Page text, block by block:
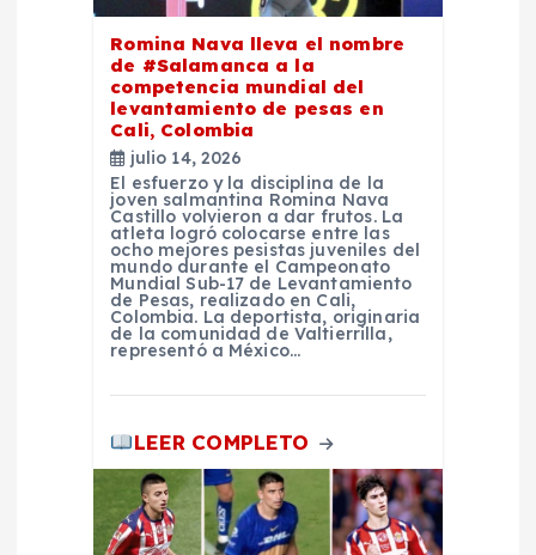
Romina Nava lleva el nombre
de #Salamanca a la
competencia mundial del
levantamiento de pesas en
Cali, Colombia
julio 14, 2026
El esfuerzo y la disciplina de la
joven salmantina Romina Nava
Castillo volvieron a dar frutos. La
atleta logró colocarse entre las
ocho mejores pesistas juveniles del
mundo durante el Campeonato
Mundial Sub-17 de Levantamiento
de Pesas, realizado en Cali,
Colombia. La deportista, originaria
de la comunidad de Valtierrilla,
representó a México…
LEER COMPLETO